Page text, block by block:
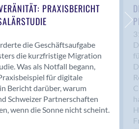
PRAXISBERICHT
die Geschäftsaufgabe
die kurzfristige Migration
Was als Notfall begann,
für digitale
Bericht darüber, warum
Schweizer Partnerschaften
wenn die Sonne nicht scheint.